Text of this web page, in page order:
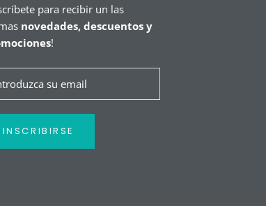
para recibir un las
novedades, descuentos y
!
INSCRIBIRSE